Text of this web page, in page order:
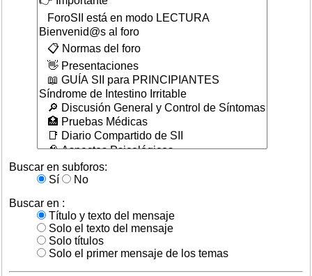
Buscar en subforos:
Sí
No
Buscar en :
Título y texto del mensaje
Solo el texto del mensaje
Solo títulos
Solo el primer mensaje de los temas